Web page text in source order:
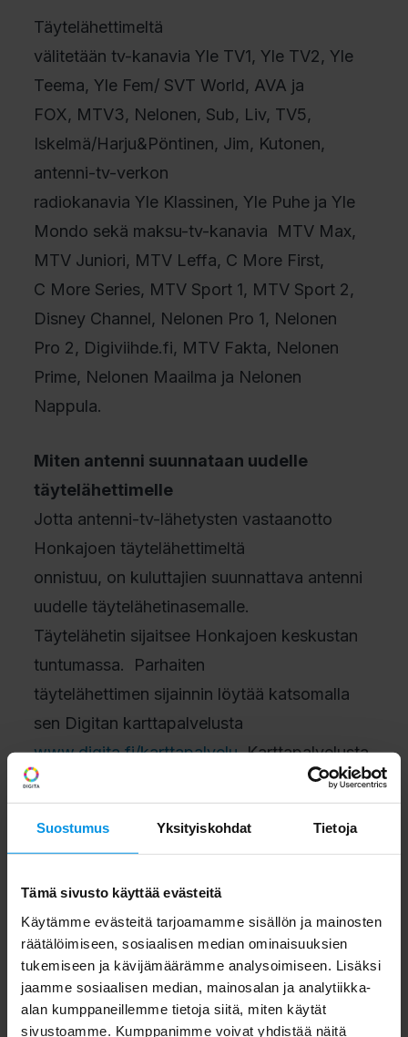
Suostumus Yksityiskohdat Tietoja
Tämä sivusto käyttää evästeitä
Käytämme evästeitä tarjoamamme sisällön ja mainosten
räätälöimiseen, sosiaalisen median ominaisuuksien
tukemiseen ja kävijämäärämme analysoimiseen. Lisäksi
jaamme sosiaalisen median, mainosalan ja analytiikka-
alan kumppaneillemme tietoja siitä, miten käytät
sivustoamme. Kumppanimme voivat yhdistää näitä
Täytelähettimeltä
välitetään tv-kanavia Yle TV1, Yle TV2, Yle
Teema, Yle Fem/ SVT World, AVA ja
FOX, MTV3, Nelonen, Sub, Liv, TV5,
Iskelmä/Harju&Pöntinen, Jim, Kutonen,
antenni-tv-verkon
radiokanavia Yle Klassinen, Yle Puhe ja Yle
Mondo sekä maksu-tv-kanavia MTV Max,
MTV Juniori, MTV Leffa, C More First,
C More Series, MTV Sport 1, MTV Sport 2,
Disney Channel, Nelonen Pro 1, Nelonen
Pro 2, Digiviihde.fi, MTV Fakta, Nelonen
Prime, Nelonen Maailma ja Nelonen
Nappula.
Miten antenni suunnataan uudelle
täytelähettimelle
Jotta antenni-tv-lähetysten vastaanotto
Honkajoen täytelähettimeltä
onnistuu, on kuluttajien suunnattava antenni
uudelle täytelähetinasemalle.
Täytelähetin sijaitsee Honkajoen keskustan
tuntumassa. Parhaiten
täytelähettimen sijainnin löytää katsomalla
sen Digitan karttapalvelusta
www.digita.fi/karttapalvelu. Karttapalvelusta
näkee täytelähettimen sijainnin, sieltä
tv-kanavat sekä suunnan, mihin antenni tulee
Antennin uudelleen suuntaamisessa Digita
suosittelee
käytettävän DigitaPRO-antenniasentajaa.
Alueen DigitaPRO-antenniasentajat